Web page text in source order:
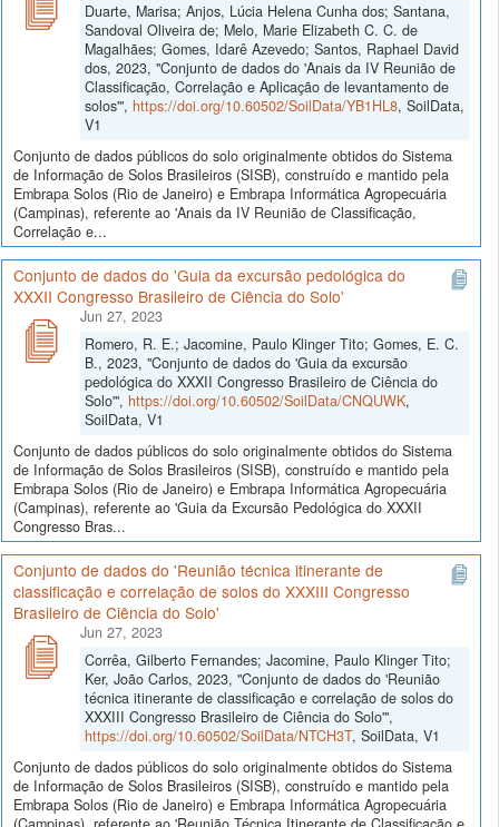
Duarte, Marisa; Anjos, Lúcia Helena Cunha dos; Santana,
Sandoval Oliveira de; Melo, Marie Elizabeth C. C. de
Magalhães; Gomes, Idarê Azevedo; Santos, Raphael David
dos, 2023, "Conjunto de dados do 'Anais da IV Reunião de
Classificação, Correlação e Aplicação de levantamento de
solos'", https://doi.org/10.60502/SoilData/YB1HL8, SoilData,
V1
Conjunto de dados públicos do solo originalmente obtidos do Sistema
de Informação de Solos Brasileiros (SISB), construído e mantido pela
Embrapa Solos (Rio de Janeiro) e Embrapa Informática Agropecuária
(Campinas), referente ao 'Anais da IV Reunião de Classificação,
Correlação e...
Conjunto de dados do 'Guia da excursão pedológica do
XXXII Congresso Brasileiro de Ciência do Solo'
Jun 27, 2023
Romero, R. E.; Jacomine, Paulo Klinger Tito; Gomes, E. C.
B., 2023, "Conjunto de dados do 'Guia da excursão
pedológica do XXXII Congresso Brasileiro de Ciência do
Solo'", https://doi.org/10.60502/SoilData/CNQUWK,
SoilData, V1
Conjunto de dados públicos do solo originalmente obtidos do Sistema
de Informação de Solos Brasileiros (SISB), construído e mantido pela
Embrapa Solos (Rio de Janeiro) e Embrapa Informática Agropecuária
(Campinas), referente ao 'Guia da Excursão Pedológica do XXXII
Congresso Bras...
Conjunto de dados do 'Reunião técnica itinerante de
classificação e correlação de solos do XXXIII Congresso
Brasileiro de Ciência do Solo'
Jun 27, 2023
Corrêa, Gilberto Fernandes; Jacomine, Paulo Klinger Tito;
Ker, João Carlos, 2023, "Conjunto de dados do 'Reunião
técnica itinerante de classificação e correlação de solos do
XXXIII Congresso Brasileiro de Ciência do Solo'",
https://doi.org/10.60502/SoilData/NTCH3T, SoilData, V1
Conjunto de dados públicos do solo originalmente obtidos do Sistema
de Informação de Solos Brasileiros (SISB), construído e mantido pela
Embrapa Solos (Rio de Janeiro) e Embrapa Informática Agropecuária